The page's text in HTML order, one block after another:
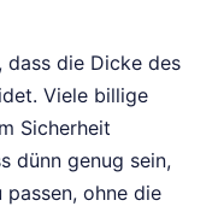
die Dicke des
Viele billige
Sicherheit
dünn genug sein,
ohne die